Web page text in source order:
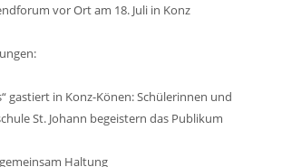
vor Ort am 18. Juli in Konz
gastiert in Konz-Könen: Schülerinnen und
St. Johann begeistern das Publikum
Haltung